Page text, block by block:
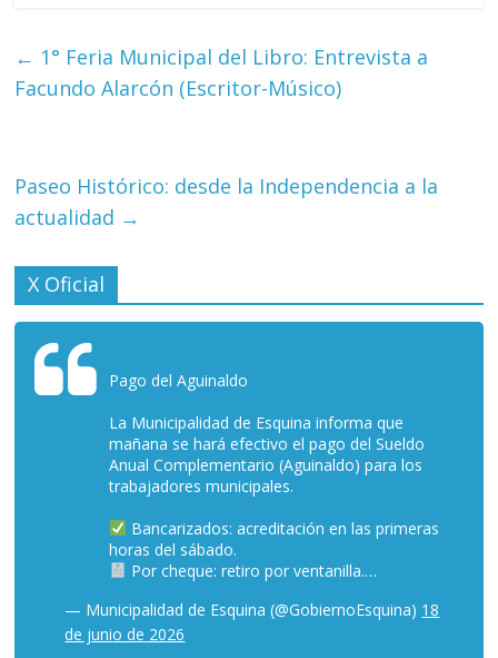
← 1° Feria Municipal del Libro: Entrevista a
Facundo Alarcón (Escritor-Músico)
Paseo Histórico: desde la Independencia a la
actualidad →
X Oficial
Pago del Aguinaldo
La Municipalidad de Esquina informa que
mañana se hará efectivo el pago del Sueldo
Anual Complementario (Aguinaldo) para los
trabajadores municipales.
Bancarizados: acreditación en las primeras
horas del sábado.
Por cheque: retiro por ventanilla.…
— Municipalidad de Esquina (@GobiernoEsquina) 18
de junio de 2026